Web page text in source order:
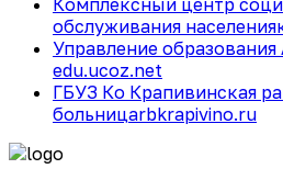
обслуживания населения
Управление
edu.ucoz.net
ГБУЗ Ко Крапивинская
больницаrbkrapivino.ru